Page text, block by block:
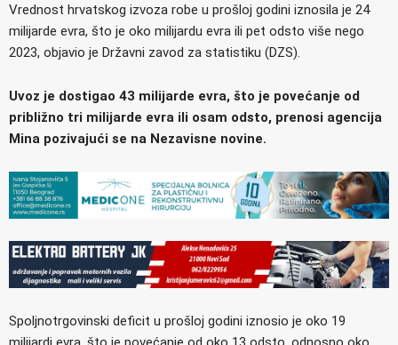
Vrednost hrvatskog izvoza robe u prošloj godini iznosila je 24
milijarde evra, što je oko milijardu evra ili pet odsto više nego
2023, objavio je Državni zavod za statistiku (DZS).
Uvoz je dostigao 43 milijarde evra, što je povećanje od
približno tri milijarde evra ili osam odsto, prenosi agencija
Mina pozivajući se na Nezavisne novine.
Spoljnotrgovinski deficit u prošloj godini iznosio je oko 19